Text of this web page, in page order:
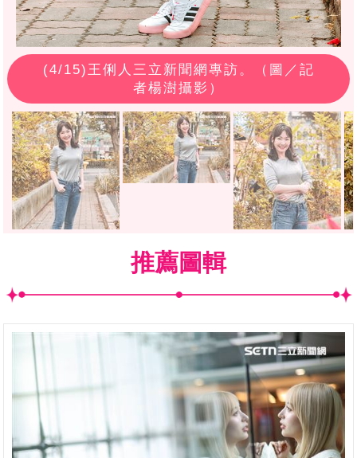
(4/15)王俐人三立新聞網專訪。（圖／記
者楊澍攝影）
推薦圖輯